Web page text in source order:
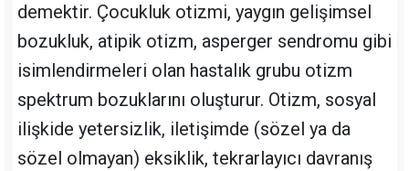
demektir. Çocukluk otizmi, yaygın gelişimsel
bozukluk, atipik otizm, asperger sendromu gibi
isimlendirmeleri olan hastalık grubu otizm
spektrum bozuklarını oluşturur. Otizm, sosyal
ilişkide yetersizlik, iletişimde (sözel ya da
sözel olmayan) eksiklik, tekrarlayıcı davranış